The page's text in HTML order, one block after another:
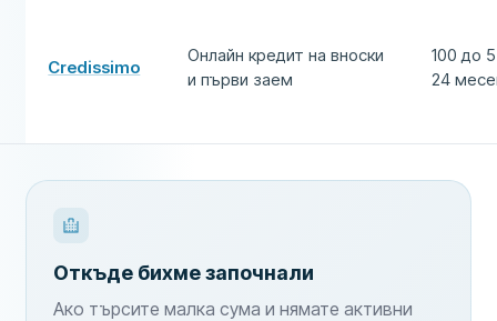
Credissimo
Онлайн кредит на вноски
и първи заем
100 до
24
Откъде бихме започнали
Ако търсите малка сума и нямате активни